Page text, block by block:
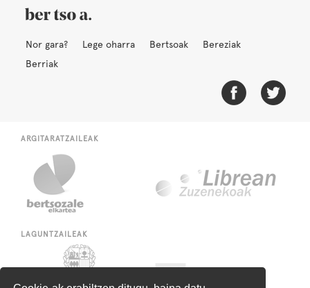
Nor gara? Lege oharra Bertsoak
Bereziak
Berriak
ARGITARATZAILEAK
LAGUNTZAILEAK